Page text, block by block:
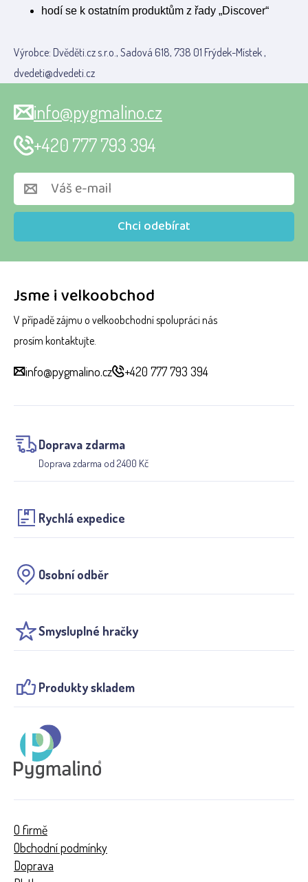
hodí se k ostatním produktům z řady „Discover“
Výrobce: Dvěděti.cz s.r.o., Sadová 618, 738 01 Frýdek-Místek ,
dvedeti@dvedeti.cz
Jsme i velkoobchod
V případě zájmu o velkoobchodní spolupráci nás
prosím kontaktujte.
info@pygmalino.cz +420 777 793 394
Doprava zdarma
Doprava zdarma od 2400 Kč
Rychlá expedice
Osobní odběr
Smysluplné hračky
Produkty skladem
Chci odebírat
info@pygmalino.cz
+420 777 793 394
O firmě
Obchodní podmínky
Doprava